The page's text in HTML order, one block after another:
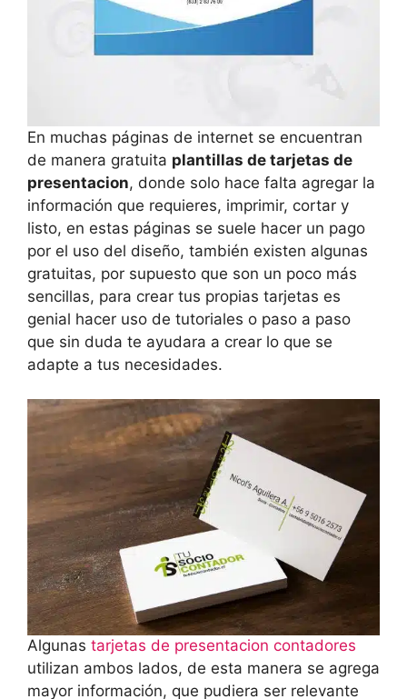
En muchas páginas de internet se encuentran
de manera gratuita plantillas de tarjetas de
presentacion, donde solo hace falta agregar la
información que requieres, imprimir, cortar y
listo, en estas páginas se suele hacer un pago
por el uso del diseño, también existen algunas
gratuitas, por supuesto que son un poco más
sencillas, para crear tus propias tarjetas es
genial hacer uso de tutoriales o paso a paso
que sin duda te ayudara a crear lo que se
adapte a tus necesidades.
Algunas tarjetas de presentacion contadores
utilizan ambos lados, de esta manera se agrega
mayor información, que pudiera ser relevante